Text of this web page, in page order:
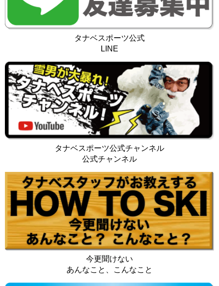
タナベスポーツ公式
LINE
タナベスポーツ公式チャンネル
公式チャンネル
今更聞けない
あんなこと、こんなこと